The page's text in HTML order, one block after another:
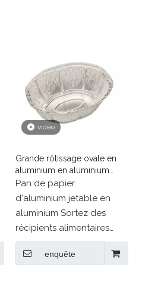
vidéo
Grande rôtissage ovale en
aluminium en aluminium
pour la dinde
Pan de papier
d'aluminium jetable en
aluminium Sortez des
récipients alimentaires
table de cuisson des
casseroles ovales.
enquête